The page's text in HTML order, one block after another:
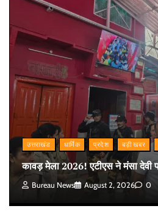
उत्तराखंड धार्मिक प्रदेश बड़ी खबर
कावड़ मेला 2026! एटीएस ने मंसा देवी
Bureau News August 2, 2026 0